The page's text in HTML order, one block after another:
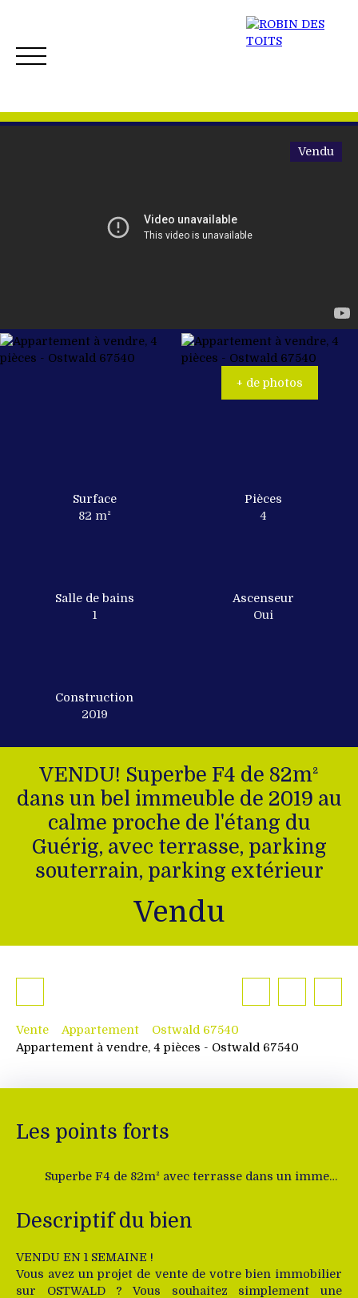
Vendu
+ de photos
Surface
82 m²
Pièces
4
Salle de bains
1
Ascenseur
Oui
Construction
2019
VENDU! Superbe F4 de 82m²
dans un bel immeuble de 2019 au
calme proche de l'étang du
Guérig, avec terrasse, parking
souterrain, parking extérieur
Vendu
Vente Appartement
Ostwald 67540
Appartement à vendre, 4 pièces - Ostwald 67540
Les points forts
Superbe F4 de 82m² avec terrasse dans un immeuble récent
Descriptif du bien
VENDU EN 1 SEMAINE !
Vous avez un projet de vente de votre bien immobilier
sur OSTWALD ? Vous souhaitez simplement une